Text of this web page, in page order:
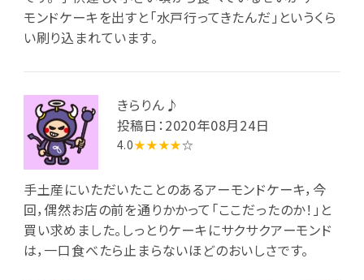
モンドケーキを出すと「水戸行ってきたんだ」というくら
い刷り込まれています。
きらりん♪
投稿日：2020年08月24日
4.0★★★★☆
手土産にいただいたことのあるアーモンドケーキ，今
回，偶然お店の前を通りかかって「ここだったのか！」と
買い求めました。しっとりケーキにサクサクアーモンド
は，一口食べたら止まらないほどのおいしさです。